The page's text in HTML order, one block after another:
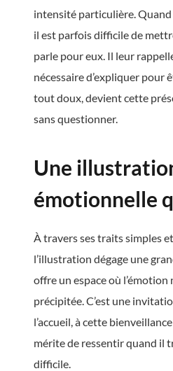
intensité particulière. Quand
il est parfois difficile de
parle pour eux. Il leur
nécessaire d’expliquer pour
tout doux, devient cette
sans questionner.
Une
émotionnelle
À travers ses traits simples
l’illustration dégage une
offre un espace où l’émotion
précipitée. C’est une
l’accueil, à cette
mérite de ressentir quand il
difficile.